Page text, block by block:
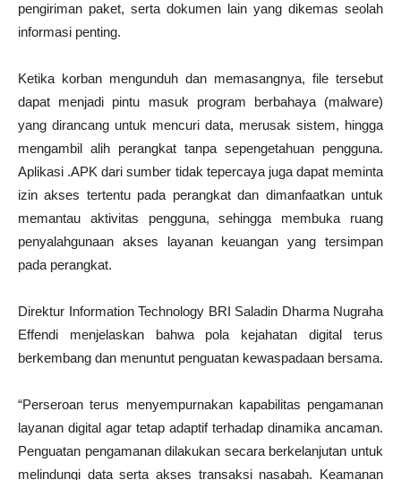
pengiriman paket, serta dokumen lain yang dikemas seolah
informasi penting.
Ketika korban mengunduh dan memasangnya, file tersebut
dapat menjadi pintu masuk program berbahaya (malware)
yang dirancang untuk mencuri data, merusak sistem, hingga
mengambil alih perangkat tanpa sepengetahuan pengguna.
Aplikasi .APK dari sumber tidak tepercaya juga dapat meminta
izin akses tertentu pada perangkat dan dimanfaatkan untuk
memantau aktivitas pengguna, sehingga membuka ruang
penyalahgunaan akses layanan keuangan yang tersimpan
pada perangkat.
Direktur Information Technology BRI Saladin Dharma Nugraha
Effendi menjelaskan bahwa pola kejahatan digital terus
berkembang dan menuntut penguatan kewaspadaan bersama.
“Perseroan terus menyempurnakan kapabilitas pengamanan
layanan digital agar tetap adaptif terhadap dinamika ancaman.
Penguatan pengamanan dilakukan secara berkelanjutan untuk
melindungi data serta akses transaksi nasabah. Keamanan